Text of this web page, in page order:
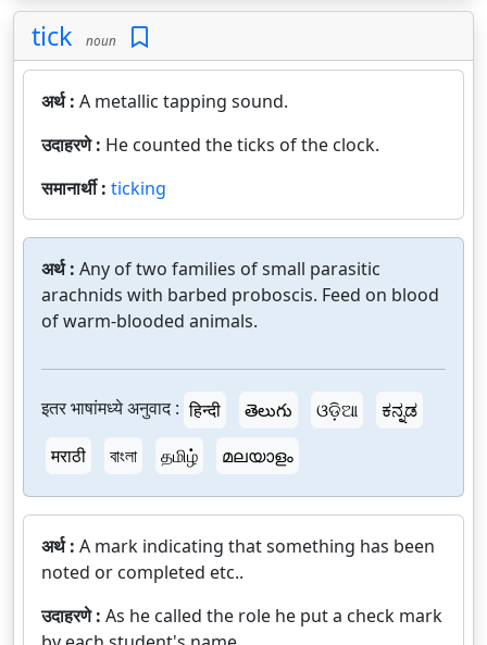
tick noun
अर्थ : A metallic tapping sound.
उदाहरणे : He counted the ticks of the clock.
समानार्थी : ticking
अर्थ : Any of two families of small parasitic
arachnids with barbed proboscis. Feed on blood
of warm-blooded animals.
इतर भाषांमध्ये अनुवाद : हिन्दी తెలుగు ଓଡ଼ିଆ
ಕನ್ನಡ
मराठी
বাংলা தமிழ் മലയാളം
अर्थ : A mark indicating that something has been
noted or completed etc..
उदाहरणे : As he called the role he put a check mark